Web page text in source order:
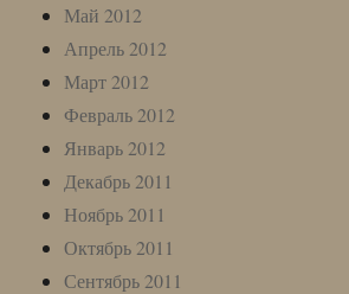
Май 2012
Апрель 2012
Март 2012
Февраль 2012
Январь 2012
Декабрь 2011
Ноябрь 2011
Октябрь 2011
Сентябрь 2011